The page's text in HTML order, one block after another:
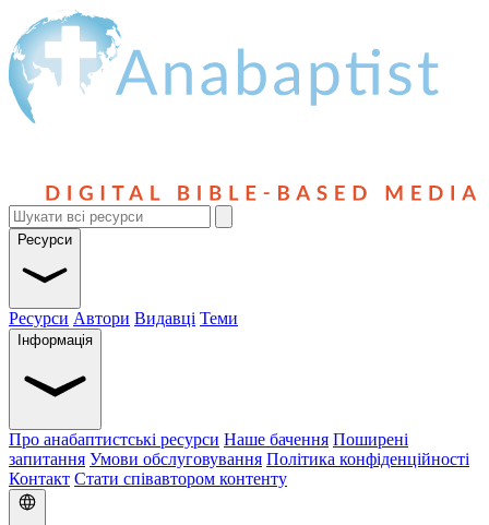
Ресурси
Ресурси Автори Видавці Теми
Інформація
Про анабаптистські ресурси Наше бачення Поширені
запитання Умови обслуговування Політика конфіденційності
Контакт Стати співавтором контенту